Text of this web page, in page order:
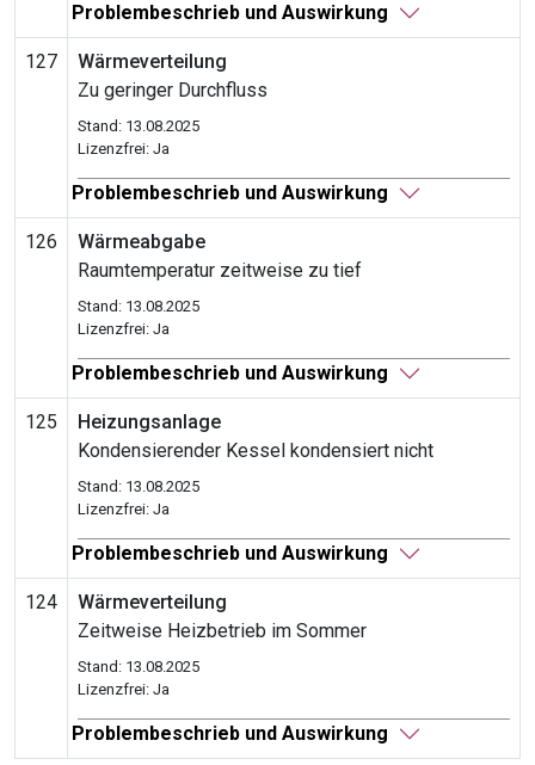
Problembeschrieb und Auswirkung
127
Wärmeverteilung
Zu geringer Durchfluss
Stand: 13.08.2025
Lizenzfrei: Ja
Problembeschrieb und Auswirkung
126
Wärmeabgabe
Raumtemperatur zeitweise zu tief
Stand: 13.08.2025
Lizenzfrei: Ja
Problembeschrieb und Auswirkung
125
Heizungsanlage
Kondensierender Kessel kondensiert nicht
Stand: 13.08.2025
Lizenzfrei: Ja
Problembeschrieb und Auswirkung
124
Wärmeverteilung
Zeitweise Heizbetrieb im Sommer
Stand: 13.08.2025
Lizenzfrei: Ja
Problembeschrieb und Auswirkung